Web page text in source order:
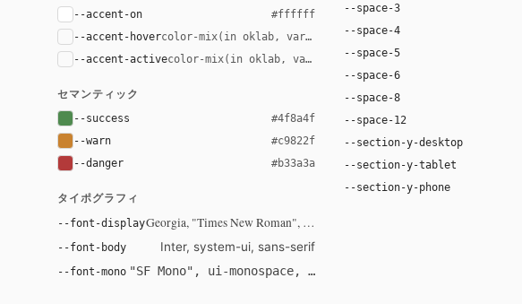
--accent-on #ffffff
--accent-hovercolor-mix(in oklab, var(--accent), black 8%)
--accent-activecolor-mix(in oklab, var(--accent), black 14%)
セマンティック
--success #4f8a4f
--warn #c9822f
--danger #b33a3a
タイポグラフィ
--font-displayGeorgia, "Times New Roman", serif
--font-body Inter, system-ui, sans-serif
--font-mono "SF Mono", ui-monospace, Menlo, monospace
--space-3
--space-4
--space-5
--space-6
--space-8
--space-12
--section-y-desktop
--section-y-tablet
--section-y-phone